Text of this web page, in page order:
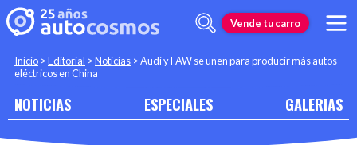
Vende tu carro
Inicio >Editorial >Noticias >Audi y FAW se unen para producir más autos
eléctricos en China
NOTICIAS ESPECIALES GALERIAS